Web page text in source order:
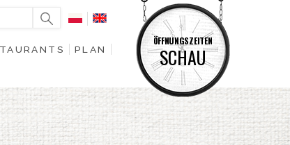
ÖFFNUNGSZEITEN
SCHAU
PLAN